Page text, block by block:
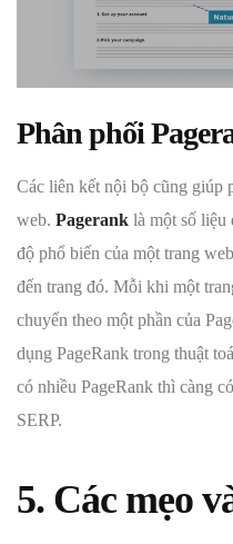
Phân phối
Các liên kết nội bộ cũng giúp
web. Pagerank là một số liệu
độ phổ biến của một trang
đến trang đó. Mỗi khi một
chuyển theo một phần của
dụng PageRank trong thuật
có nhiều PageRank thì càng
SERP.
5. Các mẹo